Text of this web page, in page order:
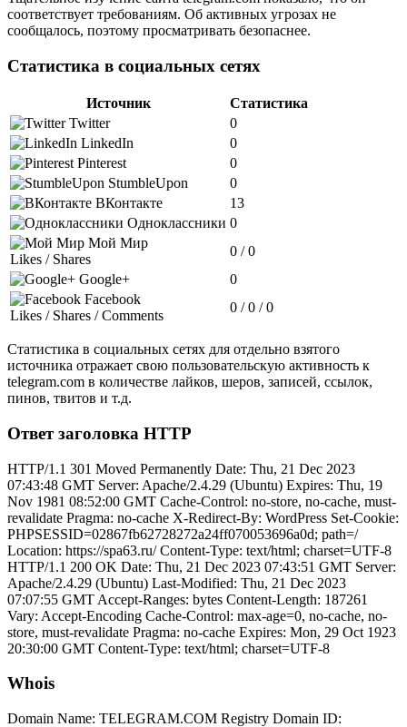
соответствует требованиям. Об активных угрозах не
сообщалось, поэтому просматривать безопаснее.
Статистика в социальных сетях
Источник
Статистика
Twitter
0
LinkedIn
0
Pinterest
0
StumbleUpon
0
ВКонтакте
13
Одноклассники 0
Мой Мир
Likes / Shares
0 / 0
Google+
0
Facebook
Likes / Shares / Comments
0 / 0 / 0
Статистика в социальных сетях для отдельно взятого
источника отражает свою пользовательскую активность к
telegram.com в количестве лайков, шеров, записей, ссылок,
пинов, твитов и т.д.
Ответ заголовка HTTP
HTTP/1.1 301 Moved Permanently Date: Thu, 21 Dec 2023
07:43:48 GMT Server: Apache/2.4.29 (Ubuntu) Expires: Thu, 19
Nov 1981 08:52:00 GMT Cache-Control: no-store, no-cache, must-
revalidate Pragma: no-cache X-Redirect-By: WordPress Set-Cookie:
PHPSESSID=02867fb62728272a24ff070053696a0d; path=/
Location: https://spa63.ru/ Content-Type: text/html; charset=UTF-8
HTTP/1.1 200 OK Date: Thu, 21 Dec 2023 07:43:51 GMT Server:
Apache/2.4.29 (Ubuntu) Last-Modified: Thu, 21 Dec 2023
07:07:55 GMT Accept-Ranges: bytes Content-Length: 187261
Vary: Accept-Encoding Cache-Control: max-age=0, no-cache, no-
store, must-revalidate Pragma: no-cache Expires: Mon, 29 Oct 1923
20:30:00 GMT Content-Type: text/html; charset=UTF-8
Whois
Domain Name: TELEGRAM.COM Registry Domain ID: